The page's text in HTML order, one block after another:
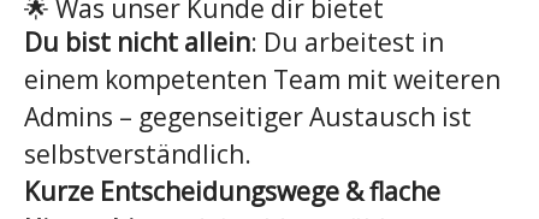
🌟 Was unser Kunde dir bietet
Du bist nicht allein: Du arbeitest in
einem kompetenten Team mit weiteren
Admins – gegenseitiger Austausch ist
selbstverständlich.
Kurze Entscheidungswege & flache